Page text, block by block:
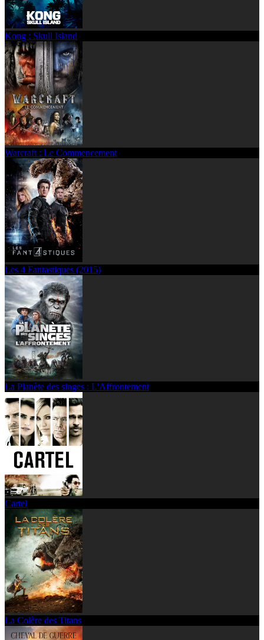
Kong : Skull Island
Warcraft : Le Commencement
Les 4 Fantastiques (2015)
La Planète des singes : L'Affrontement
Cartel
La Colère des Titans